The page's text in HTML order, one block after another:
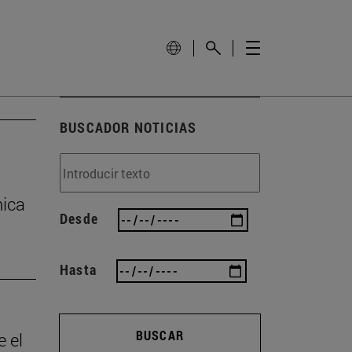
el
BUSCADOR NOTICIAS
Desde
Hasta
BUSCAR